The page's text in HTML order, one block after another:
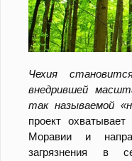
Чехия
внедрившей
так называемой
проект
Моравии и
загрязнения в